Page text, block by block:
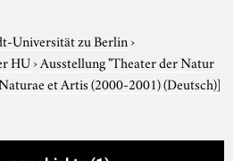
Universität zu Berlin›
HU›Ausstellung "Theater der Natur
et Artis (2000-2001) (Deutsch)]